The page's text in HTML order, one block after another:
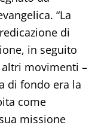
“La
di
in seguito
movimenti –
di fondo era la
come
missione